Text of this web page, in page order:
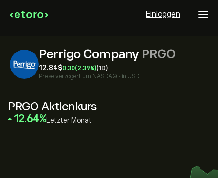
Einloggen
Perrigo Company PRGO
12.84‎$‎0.30(2.39%)(1D)
Preise verzögert um NASDAQ • in USD
PRGO Aktienkurs
‎12.64‎ Letzter Monat